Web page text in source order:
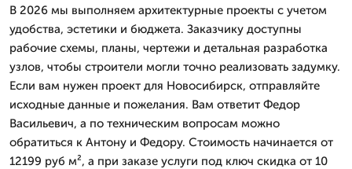
В 2026 мы выполняем архитектурные проекты с учетом
удобства, эстетики и бюджета. Заказчику доступны
рабочие схемы, планы, чертежи и детальная разработка
узлов, чтобы строители могли точно реализовать задумку.
Если вам нужен проект для Новосибирск, отправляйте
исходные данные и пожелания. Вам ответит Федор
Васильевич, а по техническим вопросам можно
обратиться к Антону и Федору. Стоимость начинается от
12199 руб м², а при заказе услуги под ключ скидка от 10